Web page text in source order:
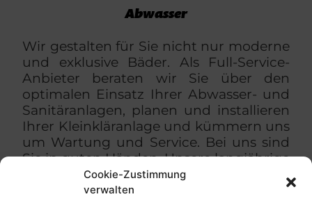
Cookie-Zustimmung
verwalten
Abwasser
Wir gestalten für Sie nicht nur moderne
und exklusive Bäder. Als Full-Service-
Anbieter beraten wir Sie über den
optimalen Einsatz Ihrer Abwasser- und
Sanitäranlagen, planen und installieren
Ihrer Kleinkläranlage und kümmern uns
um Wartung und Service. Bei uns sind
Sie in guten Händen. Unsere langjährige
Erfahrung und unser Know-how sorgen
für eine exzellente Ausführung und eine